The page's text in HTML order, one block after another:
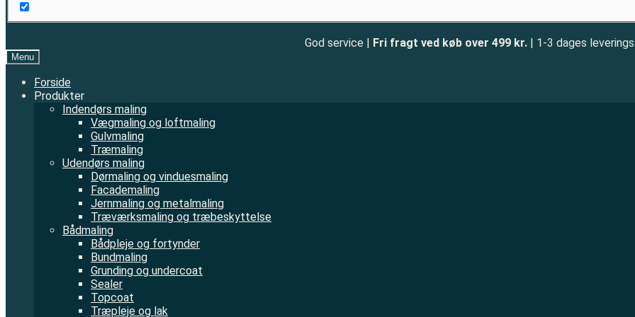
God service | Fri fragt ved køb over 499 kr. | 1-3 dages
Menu
Forside
Produkter
Indendørs maling
Vægmaling og loftmaling
Gulvmaling
Træmaling
Udendørs maling
Dørmaling og vinduesmaling
Facademaling
Jernmaling og metalmaling
Træværksmaling og træbeskyttelse
Bådmaling
Bådpleje og fortynder
Bundmaling
Grunding og undercoat
Sealer
Topcoat
Træpleje og lak